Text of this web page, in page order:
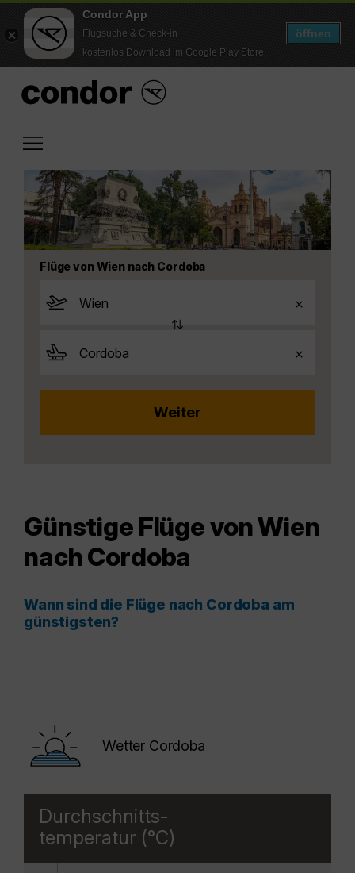
Condor App
Flugsuche & Check-in
kostenlos Download im Google Play Store
öffnen
Flüge von Wien nach Cordoba
Günstige Flüge von Wien
nach Cordoba
Wann sind die Flüge nach Cordoba am
günstigsten?
Wetter Cordoba
Durchschnitts-
temperatur (°C)